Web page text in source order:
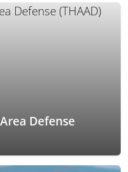
Defense